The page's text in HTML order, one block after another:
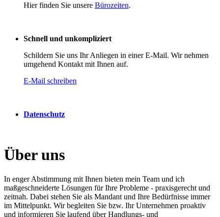
Hier finden Sie unsere Bürozeiten.
Schnell und unkompliziert
Schildern Sie uns Ihr Anliegen in einer E-Mail. Wir nehmen
umgehend Kontakt mit Ihnen auf.
E-Mail schreiben
Datenschutz
Über uns
In enger Abstimmung mit Ihnen bieten mein Team und ich
maßgeschneiderte Lösungen für Ihre Probleme - praxisgerecht und
zeitnah. Dabei stehen Sie als Mandant und Ihre Bedürfnisse immer
im Mittelpunkt. Wir begleiten Sie bzw. Ihr Unternehmen proaktiv
und informieren Sie laufend über Handlungs- und